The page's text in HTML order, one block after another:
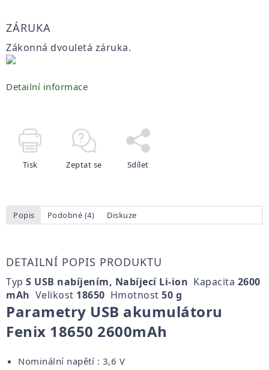
ZÁRUKA
Zákonná dvouletá záruka.
Detailní informace
Tisk Zeptat se Sdílet
Popis Podobné (4) Diskuze
DETAILNÍ POPIS PRODUKTU
Typ S USB nabíjením, Nabíjecí Li-ion Kapacita 2600
mAh Velikost 18650 Hmotnost 50 g
Parametry USB akumulátoru
Fenix 18650 2600mAh
Nominální napětí : 3,6 V